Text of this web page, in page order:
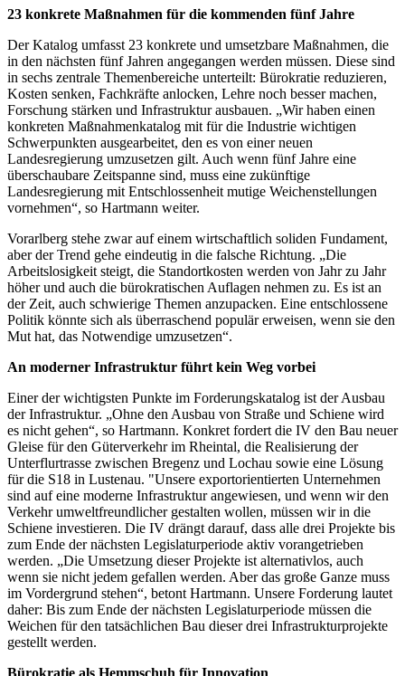
23 konkrete Maßnahmen für die kommenden fünf Jahre
Der Katalog umfasst 23 konkrete und umsetzbare Maßnahmen, die
in den nächsten fünf Jahren angegangen werden müssen. Diese sind
in sechs zentrale Themenbereiche unterteilt: Bürokratie reduzieren,
Kosten senken, Fachkräfte anlocken, Lehre noch besser machen,
Forschung stärken und Infrastruktur ausbauen. „Wir haben einen
konkreten Maßnahmenkatalog mit für die Industrie wichtigen
Schwerpunkten ausgearbeitet, den es von einer neuen
Landesregierung umzusetzen gilt. Auch wenn fünf Jahre eine
überschaubare Zeitspanne sind, muss eine zukünftige
Landesregierung mit Entschlossenheit mutige Weichenstellungen
vornehmen“, so Hartmann weiter.
Vorarlberg stehe zwar auf einem wirtschaftlich soliden Fundament,
aber der Trend gehe eindeutig in die falsche Richtung. „Die
Arbeitslosigkeit steigt, die Standortkosten werden von Jahr zu Jahr
höher und auch die bürokratischen Auflagen nehmen zu. Es ist an
der Zeit, auch schwierige Themen anzupacken. Eine entschlossene
Politik könnte sich als überraschend populär erweisen, wenn sie den
Mut hat, das Notwendige umzusetzen“.
An moderner Infrastruktur führt kein Weg vorbei
Einer der wichtigsten Punkte im Forderungskatalog ist der Ausbau
der Infrastruktur. „Ohne den Ausbau von Straße und Schiene wird
es nicht gehen“, so Hartmann. Konkret fordert die IV den Bau neuer
Gleise für den Güterverkehr im Rheintal, die Realisierung der
Unterflurtrasse zwischen Bregenz und Lochau sowie eine Lösung
für die S18 in Lustenau. "Unsere exportorientierten Unternehmen
sind auf eine moderne Infrastruktur angewiesen, und wenn wir den
Verkehr umweltfreundlicher gestalten wollen, müssen wir in die
Schiene investieren. Die IV drängt darauf, dass alle drei Projekte bis
zum Ende der nächsten Legislaturperiode aktiv vorangetrieben
werden. „Die Umsetzung dieser Projekte ist alternativlos, auch
wenn sie nicht jedem gefallen werden. Aber das große Ganze muss
im Vordergrund stehen“, betont Hartmann. Unsere Forderung lautet
daher: Bis zum Ende der nächsten Legislaturperiode müssen die
Weichen für den tatsächlichen Bau dieser drei Infrastrukturprojekte
gestellt werden.
Bürokratie als Hemmschuh für Innovation